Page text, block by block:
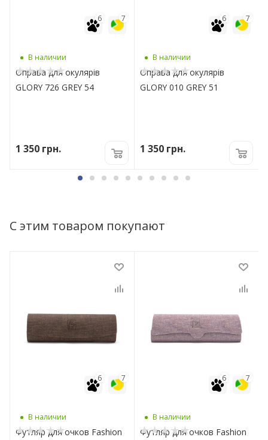
7
6
В наличии
Оправа для окулярів
GLORY 726 GREY 54
1 350 грн.
7
6
В наличии
Оправа для окулярів
GLORY 010 GREY 51
1 350 грн.
С этим товаром покупают
7
6
В наличии
Футляр для очков Fashion
7
6
В наличии
Футляр для очков Fashion